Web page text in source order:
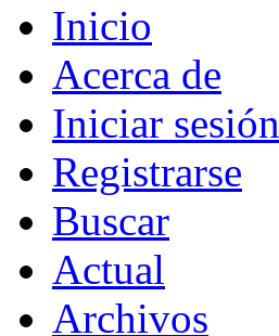
Inicio
Acerca de
Iniciar sesión
Registrarse
Buscar
Actual
Archivos